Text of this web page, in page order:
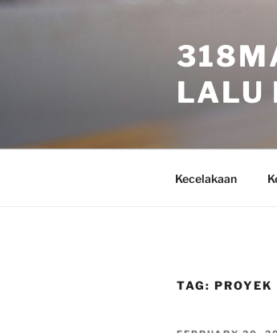
Skip
LALU
Kecelakaan
TAG: